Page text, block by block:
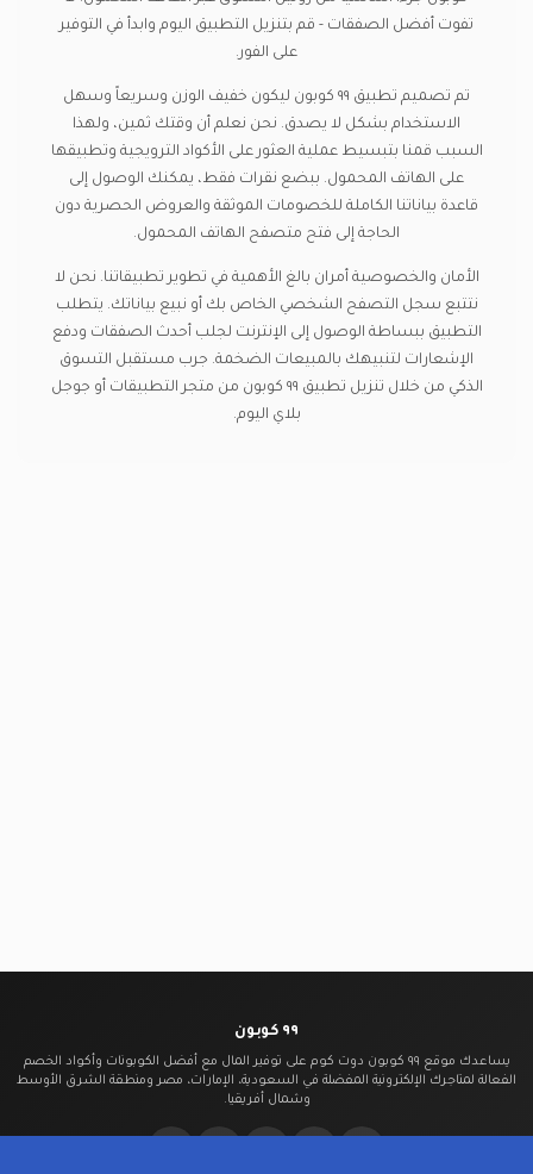
تفوت أفضل الصفقات - قم بتنزيل التطبيق اليوم وابدأ في التوفير
على الفور.
تم تصميم تطبيق ٩٩ كوبون ليكون خفيف الوزن وسريعاً وسهل
الاستخدام بشكل لا يصدق. نحن نعلم أن وقتك ثمين، ولهذا
السبب قمنا بتبسيط عملية العثور على الأكواد الترويجية وتطبيقها
على الهاتف المحمول. ببضع نقرات فقط، يمكنك الوصول إلى
قاعدة بياناتنا الكاملة للخصومات الموثقة والعروض الحصرية دون
الحاجة إلى فتح متصفح الهاتف المحمول.
الأمان والخصوصية أمران بالغ الأهمية في تطوير تطبيقاتنا. نحن لا
نتتبع سجل التصفح الشخصي الخاص بك أو نبيع بياناتك. يتطلب
التطبيق ببساطة الوصول إلى الإنترنت لجلب أحدث الصفقات ودفع
الإشعارات لتنبيهك بالمبيعات الضخمة. جرب مستقبل التسوق
الذكي من خلال تنزيل تطبيق ٩٩ كوبون من متجر التطبيقات أو جوجل
بلاي اليوم.
٩٩ كوبون
يساعدك موقع ٩٩ كوبون دوت كوم على توفير المال مع أفضل الكوبونات وأكواد الخصم
الفعالة لمتاجرك الإلكترونية المفضلة في السعودية، الإمارات، مصر ومنطقة الشرق الأوسط
وشمال أفريقيا.